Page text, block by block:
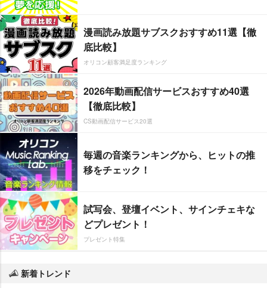
漫画読み放題サブスクおすすめ11選【徹
底比較】
オリコン顧客満足度ランキング
2026年動画配信サービスおすすめ40選
【徹底比較】
CS動画配信サービス20選
毎週の音楽ランキングから、ヒットの推
移をチェック！
試写会、登壇イベント、サインチェキな
どプレゼント！
プレゼント特集
新着トレンド